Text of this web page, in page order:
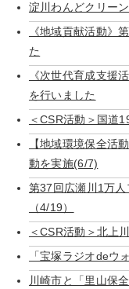
淀川わんどクリー
《地域貢献活動》
た
《次世代育成支援
を行いました
＜CSR活動＞国道
【地域環境保全活
動を実施(6/7)
第37回広瀬川1万
（4/19）
＜CSR活動＞北上
「宝塚ラジオdeウ
川崎市と「里山保